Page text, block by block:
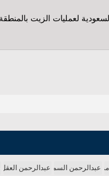
لعمليات الزيت
عبدالرحمن السميطعبدالرحمن العقل